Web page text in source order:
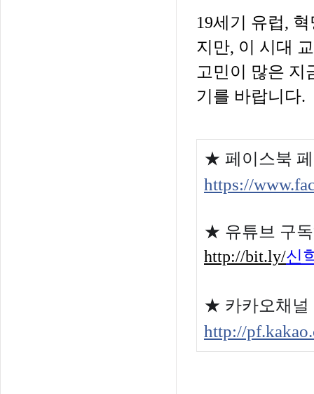
19세기 유럽, 혁
지만, 이 시대
고민이
많은 지
기를 바랍니다.
★ 페이스북
https://
★ 유튜브 구
http://bit.ly/신
★ 카카오채널
http://